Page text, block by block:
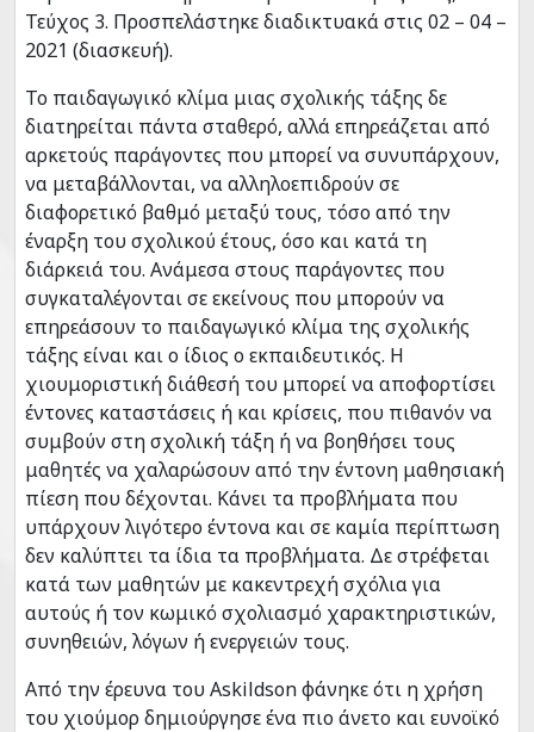
Τεύχος 3. Προσπελάστηκε διαδικτυακά στις 02 – 04 –
2021 (διασκευή).
Το παιδαγωγικό κλίμα μιας σχολικής τάξης δε
διατηρείται πάντα σταθερό, αλλά επηρεάζεται από
αρκετούς παράγοντες που μπορεί να συνυπάρχουν,
να μεταβάλλονται, να αλληλοεπιδρούν σε
διαφορετικό βαθμό μεταξύ τους, τόσο από την
έναρξη του σχολικού έτους, όσο και κατά τη
διάρκειά του. Ανάμεσα στους παράγοντες που
συγκαταλέγονται σε εκείνους που μπορούν να
επηρεάσουν το παιδαγωγικό κλίμα της σχολικής
τάξης είναι και ο ίδιος ο εκπαιδευτικός. Η
χιουμοριστική διάθεσή του μπορεί να αποφορτίσει
έντονες καταστάσεις ή και κρίσεις, που πιθανόν να
συμβούν στη σχολική τάξη ή να βοηθήσει τους
μαθητές να χαλαρώσουν από την έντονη μαθησιακή
πίεση που δέχονται. Κάνει τα προβλήματα που
υπάρχουν λιγότερο έντονα και σε καμία περίπτωση
δεν καλύπτει τα ίδια τα προβλήματα. Δε στρέφεται
κατά των μαθητών με κακεντρεχή σχόλια για
αυτούς ή τον κωμικό σχολιασμό χαρακτηριστικών,
συνηθειών, λόγων ή ενεργειών τους.
Από την έρευνα του Askildson φάνηκε ότι η χρήση
του χιούμορ δημιούργησε ένα πιο άνετο και ευνοϊκό